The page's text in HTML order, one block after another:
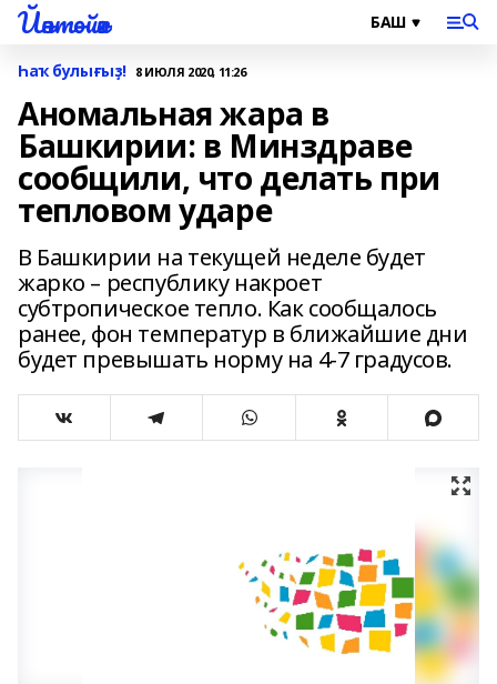
Йәнтөйәк
Һаҡ булығыҙ! 8 ИЮЛЯ 2020, 11:26
Аномальная жара в
Башкирии: в Минздраве
сообщили, что делать при
тепловом ударе
В Башкирии на текущей неделе будет
жарко – республику накроет
субтропическое тепло. Как сообщалось
ранее, фон температур в ближайшие дни
будет превышать норму на 4-7 градусов.